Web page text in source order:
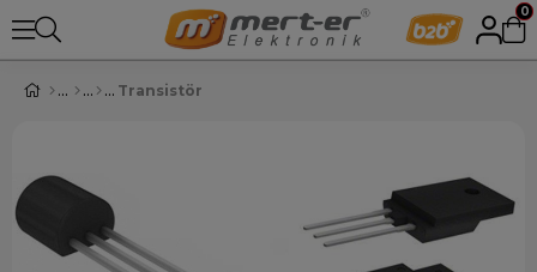
0
Transistör